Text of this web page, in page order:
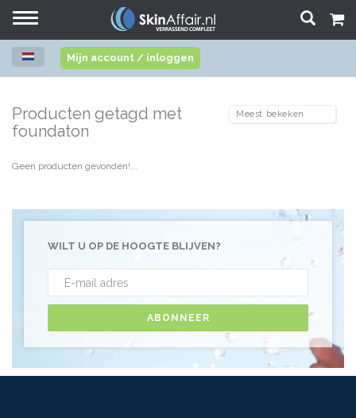
Toggle
Mijn account / inloggen
Producten getagd met
foundaton
Geen producten gevonden!...
WILT U OP DE HOOGTE BLIJVEN?
ABONNEER